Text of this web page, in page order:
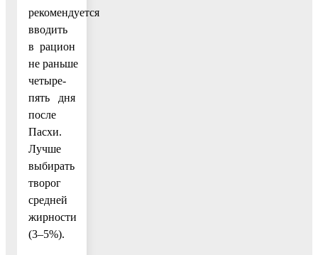
рекомендуется
вводить
в рацион
не раньше
четыре-
пять дня
после
Пасхи.
Лучше
выбирать
творог
средней
жирности
(3–5%).